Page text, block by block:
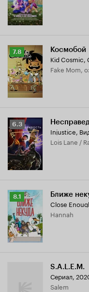
Рейтинг
Кинопоиска
7.8
7.8 Космобой
Kid Cosmic,
Fake Mom,
Рейтинг
Кинопоиска
6.3
6.3
Injustice,
Lois Lane /
Рейтинг
Кинопоиска
8.1
8.1 Ближе
Close
Hannah
S.A.L.E.M.
Сериал,
Salem